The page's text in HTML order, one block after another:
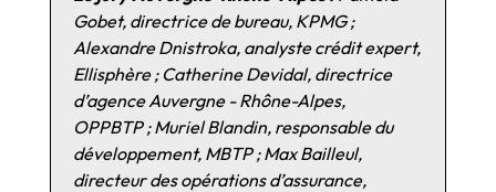
Gobet, directrice de bureau, KPMG ;
Alexandre Dnistroka, analyste crédit expert,
Ellisphère ; Catherine Devidal, directrice
d’agence Auvergne - Rhône-Alpes,
OPPBTP ; Muriel Blandin, responsable du
développement, MBTP ; Max Bailleul,
directeur des opérations d’assurance,